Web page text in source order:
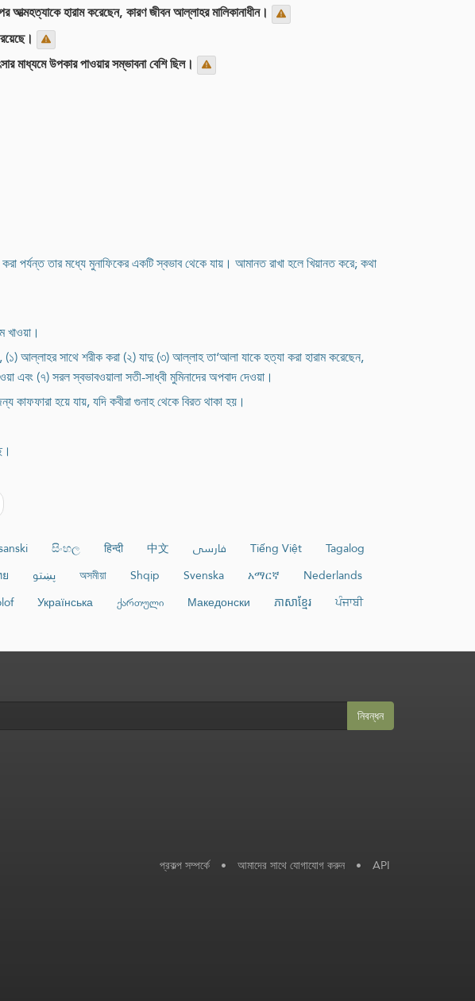
হারাম করেছেন, কারণ জীবন আল্লাহর মালিকানাধীন।
মাধ্যমে উপকার পাওয়ার সম্ভাবনা বেশি ছিল।
পর্যন্ত তার মধ্যে মুনাফিকের একটি স্বভাব থেকে যায়। আমানত রাখা হলে খিয়ানত করে; কথা
খাওয়া।
আল্লাহর সাথে শরীক করা (২) যাদু (৩) আল্লাহ তা‘আলা যাকে হত্যা করা হারাম করেছেন,
এবং (৭) সরল স্বভাবওয়ালা সতী-সাধ্বী মুমিনাদের অপবাদ দেওয়া।
হয়ে যায়, যদি কবীরা গুনাহ থেকে বিরত থাকা হয়।
සිංහල हिन्दी 中文 فارسی Tiếng Việt
Tagalog
پښتو অসমীয়া Shqip Svenska አማርኛ
Nederlands
Українська ქართული Македонски ភាសាខ្មែរ
ਪੰਜਾਬੀ
নিবন্ধন
প্রকল্প সম্পর্কে • আমাদের সাথে যোগাযোগ করুন • API